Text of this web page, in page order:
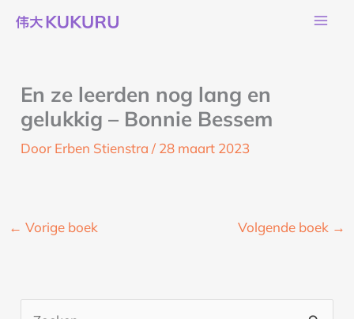
naar
En ze leerden nog lang en
gelukkig – Bonnie Bessem
Door Erben Stienstra/ 28 maart 2023
← Vorige boek Volgende boek →